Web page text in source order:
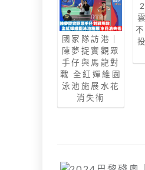
國家隊訪港｜
陳夢捉實觀眾
手仔與馬龍對
戰 全紅嬋維園
泳池施展水花
消失術